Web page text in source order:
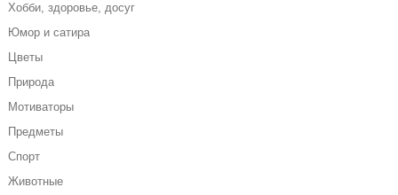
Хобби, здоровье, досуг
Юмор и сатира
Цветы
Природа
Мотиваторы
Предметы
Спорт
Животные